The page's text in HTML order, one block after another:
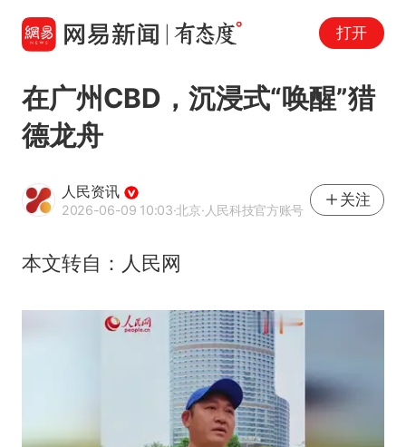
打开
在广州CBD，沉浸式“唤醒”猎
德龙舟
人民资讯
2026-06-09 10:03·北京·人民科技官方账号
关注
本文转自：人民网